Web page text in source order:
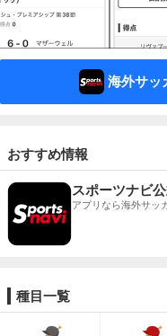
海外サッ
おすすめ情報
スポーツナビ
アプリなら海外サッ
種目一覧